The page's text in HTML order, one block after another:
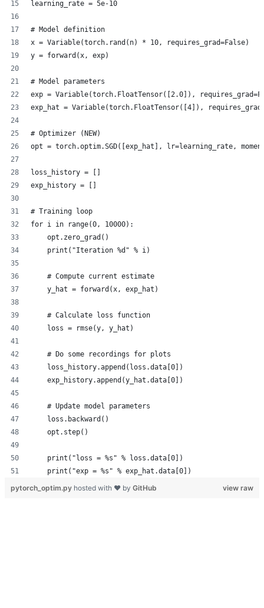
learning_rate = 5e-10
# Model definition
x = Variable(torch.rand(n) * 10, requires_grad=False)
y = forward(x, exp)
# Model parameters
exp = Variable(torch.FloatTensor([2.0]),
exp_hat = Variable(torch.FloatTensor([4]),
# Optimizer (NEW)
opt = torch.optim.SGD([exp_hat], lr=learning_rate,
loss_history = []
exp_history = []
# Training loop
for i in range(0, 10000):
    opt.zero_grad()
    print("Iteration %d" % i)
    # Compute current estimate
    y_hat = forward(x, exp_hat)
    # Calculate loss function
    loss = rmse(y, y_hat)
    # Do some recordings for plots
    loss_history.append(loss.data[0])
    exp_history.append(y_hat.data[0])
    # Update model parameters
    loss.backward()
    opt.step()
    print("loss = %s" % loss.data[0])
    print("exp = %s" % exp_hat.data[0])
view raw
pytorch_optim.py hosted with ❤ by GitHub